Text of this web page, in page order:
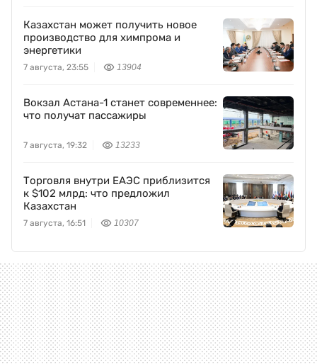
Казахстан может получить новое
производство для химпрома и
энергетики
7 августа, 23:55 13904
Вокзал Астана-1 станет современнее:
что получат пассажиры
7 августа, 19:32 13233
Торговля внутри ЕАЭС приблизится
к $102 млрд: что предложил
Казахстан
7 августа, 16:51 10307